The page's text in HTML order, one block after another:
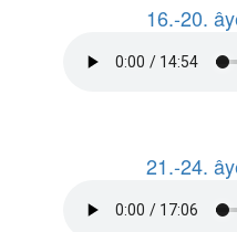
16.-20.
21.-24.